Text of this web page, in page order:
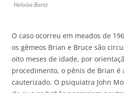
Heloísa Bortz
O caso ocorreu em meados de
os gêmeos Brian e Bruce são
oito meses de idade, por
procedimento, o pênis de Brian é
cauterizado. O psiquiatra John